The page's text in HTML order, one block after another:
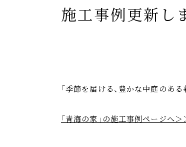
施工事例更新し
「季節を届ける、豊かな中庭のあ
「青海の家」の施工事例ページへ＞